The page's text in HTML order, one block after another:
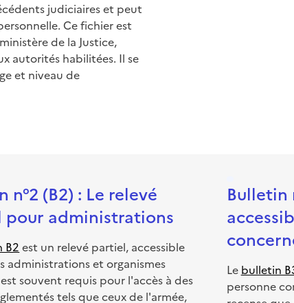
judiciaires et peut
Ce fichier est
de la Justice,
autorités habilitées. Il se
et niveau de
n°2 (B2) : Le relevé
administrations
B2 est un relevé partiel, accessible
administrations et organismes
souvent requis pour l'accès à des
tels que ceux de l'armée,
Bulletin
Le bulletin
personne